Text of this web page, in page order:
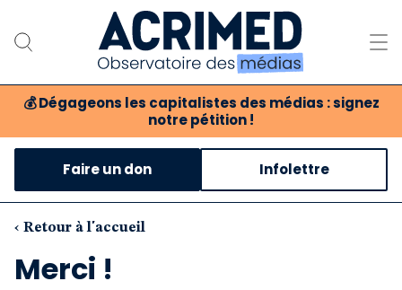
💰 Dégageons les capitalistes des médias : signez
notre pétition !
Notre association
Notre critique des médias
Nos propositions
Faire un don Infolettre
‹ Retour à l'accueil
Merci !